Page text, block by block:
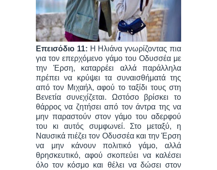
Επεισόδιο 11: Η Ηλιάνα γνωρίζοντας πια
για τον επερχόμενο γάμο του Οδυσσέα με
την Έρση, καταρρέει αλλά παράλληλα
πρέπει να κρύψει τα συναισθήματά της
από τον Μιχαήλ, αφού το ταξίδι τους στη
Βενετία συνεχίζεται. Ωστόσο βρίσκει το
θάρρος να ζητήσει από τον άντρα της να
μην παραστούν στον γάμο του αδερφού
του κι αυτός συμφωνεί. Στο μεταξύ, η
Ναυσικά πιέζει τον Οδυσσέα και την Έρση
να μην κάνουν πολιτικό γάμο, αλλά
θρησκευτικό, αφού σκοπεύει να καλέσει
όλο τον κόσμο και θέλει να δώσει στον